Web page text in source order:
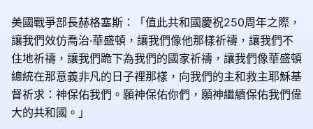
美國戰爭部長赫格塞斯：「值此共和國慶祝250周年之際，
讓我們效仿喬治·華盛頓，讓我們像他那樣祈禱，讓我們不
住地祈禱，讓我們跪下為我們的國家祈禱，讓我們像華盛頓
總統在那意義非凡的日子裡那樣，向我們的主和救主耶穌基
督祈求：神保佑我們。願神保佑你們，願神繼續保佑我們偉
大的共和國。」